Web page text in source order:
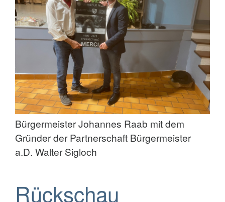
Bürgermeister Johannes Raab mit dem
Gründer der Partnerschaft Bürgermeister
a.D. Walter Sigloch
Rückschau